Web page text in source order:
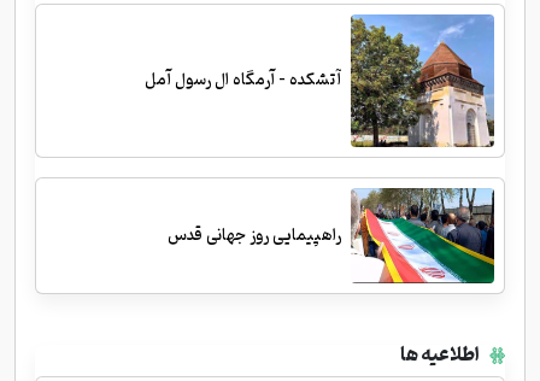
آتشکده - آرمگاه ال رسول آمل
راهپیمایی روز جهانی قدس
اطلاعیه ها